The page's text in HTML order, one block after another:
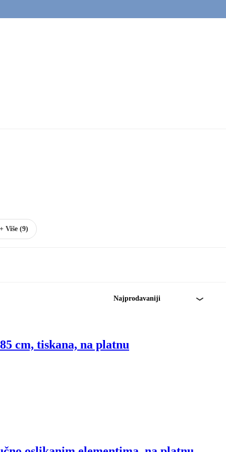
+ Više (9)
Najprodavaniji
cm, tiskana, na platnu